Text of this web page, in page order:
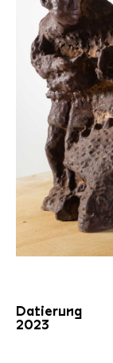
Datierung
2023